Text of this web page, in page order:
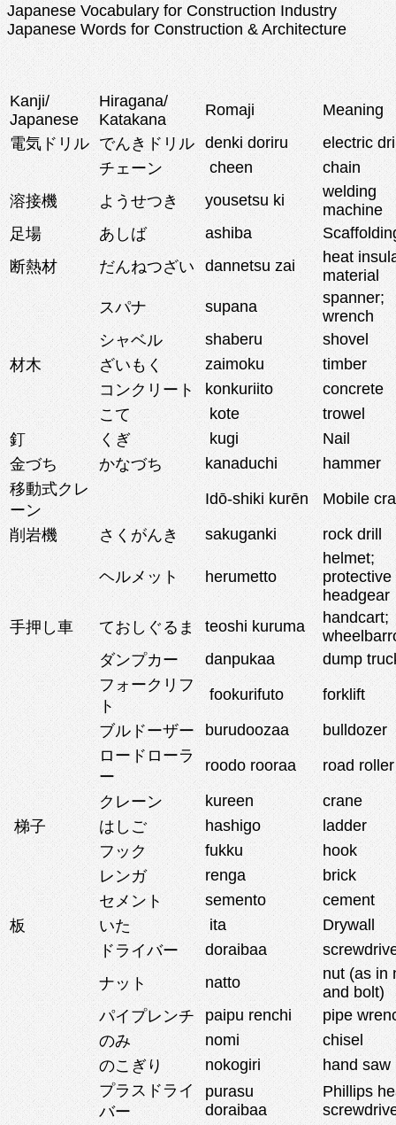
Japanese Vocabulary for Construction Industry
Japanese Words for Construction & Architecture
Kanji/
Japanese
Hiragana/
Katakana
Romaji
Meaning
電気ドリル でんきドリル denki doriru
electric
チェーン
cheen
chain
溶接機
ようせつき yousetsu ki
welding
machine
足場
あしば ashiba
断熱材
だんねつざい dannetsu zai
heat
material
スパナ
supana
spanner;
wrench
シャベル
shaberu
shovel
材木
ざいもく zaimoku
timber
コンクリート
konkuriito
concrete
こて
kote
trowel
釘
くぎ kugi
Nail
金づち
かなづち kanaduchi
hammer
移動式クレ
ーン
Idō-shiki kurēn Mobile
削岩機 さくがんき sakuganki rock drill
ヘルメット herumetto
helmet;
protective
headgear
手押し車
ておしぐるま teoshi kuruma
handcart;
ダンプカー
danpukaa
dump
フォークリフ
ト
fookurifuto forklift
ブルドーザー burudoozaa
bulldozer
ロードローラ
ー
roodo rooraa road roller
クレーン kureen
crane
梯子
はしご hashigo
ladder
フック
fukku
hook
レンガ
renga
brick
セメント
semento
cement
板
いた ita
Drywall
ドライバー
doraibaa
ナット
natto
nut (as in
and bolt)
パイプレンチ
paipu renchi
pipe
のみ
nomi
chisel
のこぎり
nokogiri
hand saw
プラスドライ
バー
purasu
doraibaa
Phillips